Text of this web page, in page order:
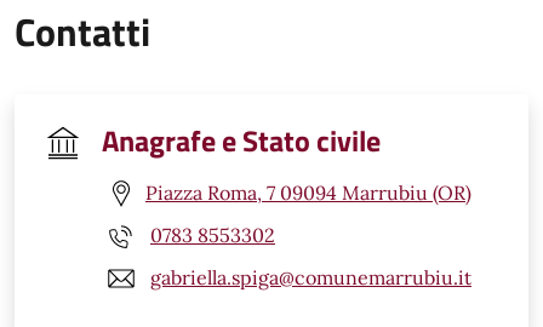
Contatti
Anagrafe e Stato civile
Piazza Roma, 7 09094 Marrubiu (OR)
0783 8553302
gabriella.spiga@comunemarrubiu.it